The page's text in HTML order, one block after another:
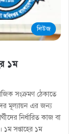
নিউজ
১ম
সংক্রমণ ঠেকাতে
মূল্যায়ন এর জন্য
নির্ধারিত কাজ বা
১ম সপ্তাহের ১ম